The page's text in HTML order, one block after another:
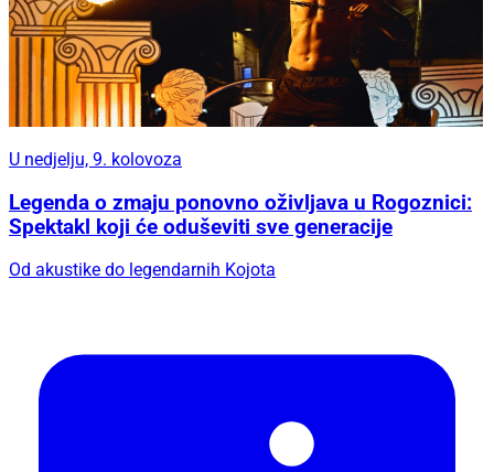
U nedjelju, 9. kolovoza
Legenda o zmaju ponovno oživljava u Rogoznici:
Spektakl koji će oduševiti sve generacije
Od akustike do legendarnih Kojota